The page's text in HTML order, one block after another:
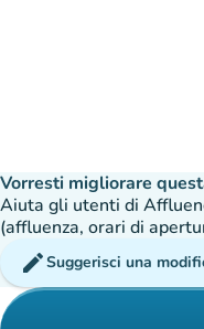
Vorresti migliorare
Aiuta gli utenti di
(affluenza, orari di
editSuggerisci una